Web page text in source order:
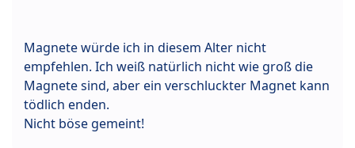
Magnete würde ich in diesem Alter nicht
empfehlen. Ich weiß natürlich nicht wie groß die
Magnete sind, aber ein verschluckter Magnet kann
tödlich enden.
Nicht böse gemeint!